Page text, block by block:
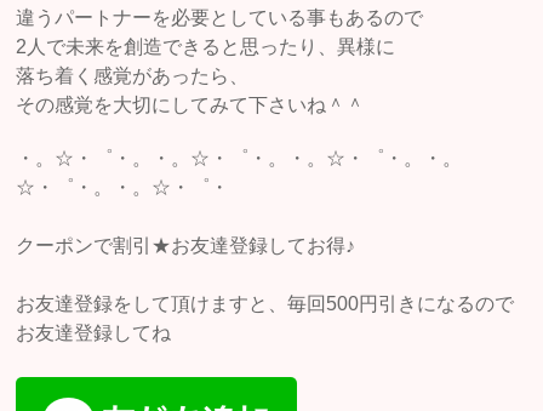
違うパートナーを必要としている事もあるので
2人で未来を創造できると思ったり、異様に
落ち着く感覚があったら、
その感覚を大切にしてみて下さいね＾＾
・。☆・゜・。・。☆・゜・。・。☆・゜・。・。
☆・゜・。・。☆・゜・
クーポンで割引★お友達登録してお得♪
お友達登録をして頂けますと、毎回500円引きになるので
お友達登録してね